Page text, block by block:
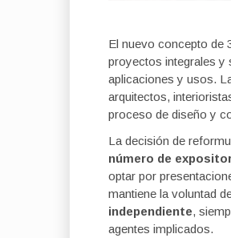
El nuevo concepto de
proyectos integrales y
aplicaciones y usos.
arquitectos,
proceso de diseño y
La decisión de
número de
optar por
mantiene la voluntad
independiente,
agentes implicados.